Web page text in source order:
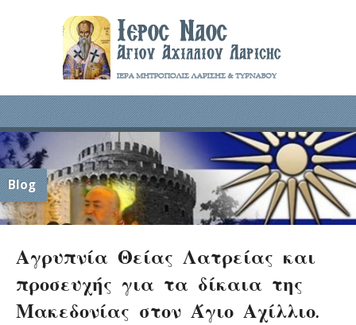
Blog
Αγρυπνία Θείας Λατρείας και
προσευχής για τα δίκαια της
Μακεδονίας στον Άγιο Αχίλλιο.